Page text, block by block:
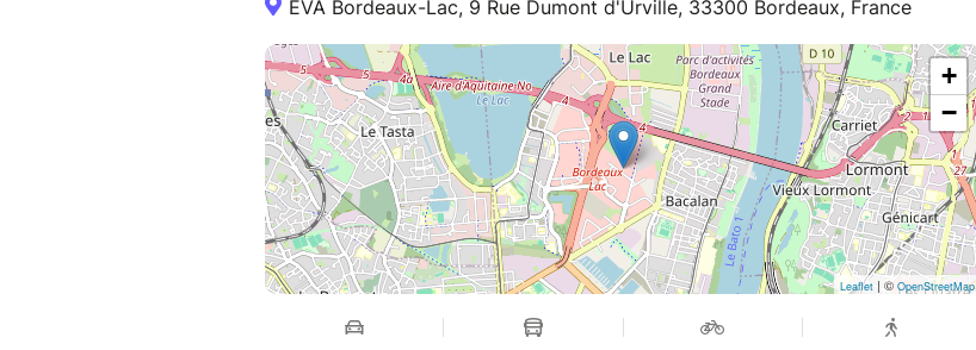
EVA Bordeaux-Lac, 9 Rue Dumont d'Urville, 33300 Bordeaux, France
+
−
Leaflet | © OpenStreetMap